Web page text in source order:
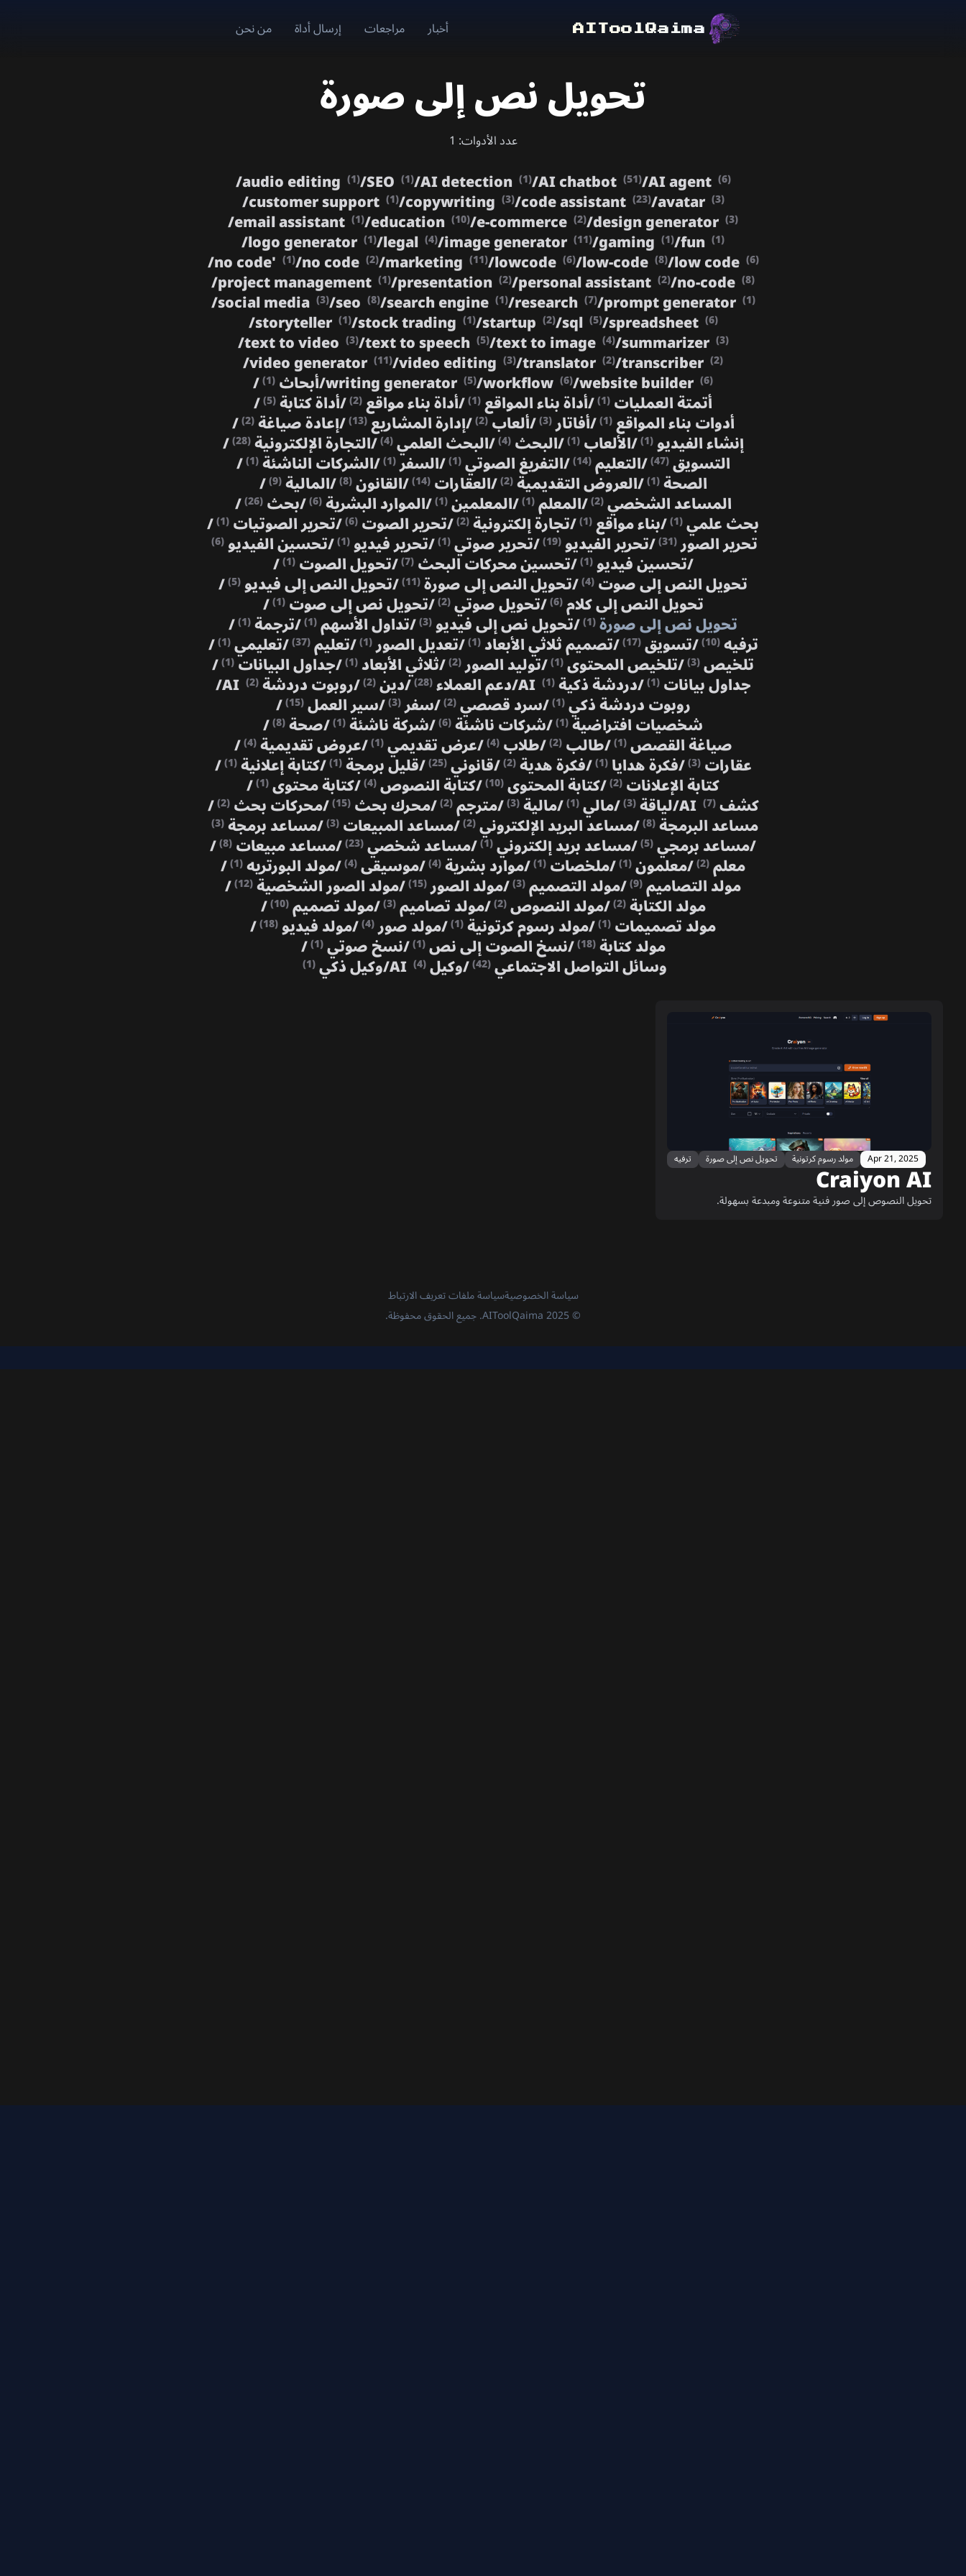
AIToolQaima أخبار مراجعات إرسال أداة من نحن
تحويل نص إلى صورة
عدد الأدوات: 1
AI agent (6)
/
AI chatbot (51)
/
AI detection (1)
/
SEO (1)
/
audio editing (1)
/
avatar (3)
/
code assistant (23)
/
copywriting (3)
/
customer support (1)
/
design generator (3)
/
e-commerce (2)
/
education (10)
/
email assistant (1)
/
fun (1)
/
gaming (1)
/
image generator (11)
/
legal (4)
/
logo generator (1)
/
low code (6)
/
low-code (8)
/
lowcode (6)
/
marketing (11)
/
no code (2)
/
no code' (1)
/
no-code (8)
/
personal assistant (2)
/
presentation (2)
/
project management (1)
/
prompt generator (1)
/
research (7)
/
search engine (1)
/
seo (8)
/
social media (3)
/
spreadsheet (6)
/
sql (5)
/
startup (2)
/
stock trading (1)
/
storyteller (1)
/
summarizer (3)
/
text to image (4)
/
text to speech (5)
/
text to video (3)
/
transcriber (2)
/
translator (2)
/
video editing (3)
/
video generator (11)
/
website builder (6)
/
workflow (6)
/
writing generator (5)
/أبحاث (1)
/
أتمتة العمليات (1)
/أداة بناء المواقع(1)
/أداة بناء مواقع(2)
/أداة كتابة(5)
/
أدوات بناء المواقع(1)
/أفاتار(3)
/ألعاب(2)
/إدارة المشاريع(13)
/إعادة صياغة(2)
/
إنشاء الفيديو(1)
/الألعاب(1)
/البحث(4)
/البحث العلمي(4)
/التجارة الإلكترونية(28)
/
التسويق(47)
/التعليم(14)
/التفريغ الصوتي(1)
/السفر(1)
/الشركات الناشئة(1)
/
الصحة(1)
/العروض التقديمية(2)
/العقارات(14)
/القانون(8)
/المالية(9)
/
المساعد الشخصي(2)
/المعلم(1)
/المعلمين(1)
/الموارد البشرية(6)
/بحث(26)
/
بحث علمي(1)
/بناء مواقع(1)
/تجارة إلكترونية(2)
/تحرير الصوت (6)
/تحرير الصوتيات (1)
/
تحرير الصور(31)
/تحرير الفيديو(19)
/تحرير صوتي(1)
/تحرير فيديو(1)
/تحسين الفيديو(6)
/تحسين فيديو(1)
/تحسين محركات البحث(7)
/تحويل الصوت(1)
/
تحويل النص إلى صوت (4)
/تحويل النص إلى صورة(11)
/تحويل النص إلى فيديو(5)
/
تحويل النص إلى كلام(6)
/تحويل صوتي(2)
/تحويل نص إلى صوت(1)
/
تحويل نص إلى صورة(1)
/تحويل نص إلى فيديو(3)
/تداول الأسهم(1)
/ترجمة(1)
/
ترفيه(10)
/تسويق(17)
/تصميم ثلاثي الأبعاد(1)
/تعديل الصور(1)
/تعليم(37)
/تعليمي(1)
/
تلخيص(3)
/تلخيص المحتوى(1)
/توليد الصور(2)
/ثلاثي الأبعاد(1)
/جداول البيانات(1)
/
جداول بيانات(1)
/دردشة ذكية AI(1)
/دعم العملاء(28)
/دين(2)
/روبوت دردشة AI(2)
/
روبوت دردشة ذكي(1)
/سرد قصصي(2)
/سفر(3)
/سير العمل(15)
/
شخصيات افتراضية(1)
/شركات ناشئة(6)
/شركة ناشئة(1)
/صحة(8)
/
صياغة القصص(1)
/طالب(2)
/طلاب(4)
/عرض تقديمي(1)
/عروض تقديمية(4)
/
عقارات(3)
/فكرة هدايا(1)
/فكرة هدية(2)
/قانوني(25)
/قليل برمجة(1)
/كتابة إعلانية(1)
/
كتابة الإعلانات (2)
/كتابة المحتوى(10)
/كتابة النصوص(4)
/كتابة محتوى(1)
/
كشف AI(7)
/لياقة(3)
/مالي(1)
/مالية(3)
/مترجم(2)
/محرك بحث(15)
/محركات بحث(2)
/
مساعد البرمجة(8)
/مساعد البريد الإلكتروني(2)
/مساعد المبيعات(3)
/مساعد برمجة(3)
/مساعد برمجي(5)
/مساعد بريد إلكتروني(1)
/مساعد شخصي(23)
/مساعد مبيعات (8)
/
معلم(2)
/معلمون(1)
/ملخصات (1)
/موارد بشرية(4)
/موسيقى(4)
/مولد البورتريه(1)
/
مولد التصاميم(9)
/مولد التصميم(3)
/مولد الصور(15)
/مولد الصور الشخصية(12)
/
مولد الكتابة(2)
/مولد النصوص(2)
/مولد تصاميم(3)
/مولد تصميم(10)
/
مولد تصميمات (1)
/مولد رسوم كرتونية(1)
/مولد صور(4)
/مولد فيديو(18)
/
مولد كتابة(18)
/نسخ الصوت إلى نص(1)
/نسخ صوتي(1)
/
وسائل التواصل الاجتماعي(42)
/وكيل AI(4)
/وكيل ذكي(1)
Apr 21, 2025 مولد رسوم كرتونية تحويل نص إلى صورة ترفيه Craiyon AI
تحويل النصوص إلى صور فنية متنوعة ومبدعة بسهولة.
سياسة الخصوصيةسياسة ملفات تعريف الارتباط
© 2025 AIToolQaima. جميع الحقوق محفوظة.